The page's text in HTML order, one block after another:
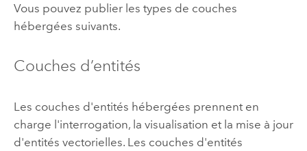
Vous pouvez publier les types de couches
hébergées suivants.
Couches d’entités
Les couches d'entités hébergées prennent en
charge l'interrogation, la visualisation et la mise à jour
d'entités vectorielles. Les couches d'entités